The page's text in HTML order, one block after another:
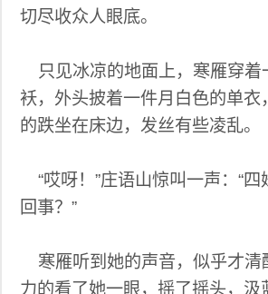
切尽收众人眼底。
只见冰凉的地面上，寒雁穿着
袄，外头披着一件月白色的单衣
的跌坐在床边，发丝有些凌乱。
“哎呀！”庄语山惊叫一声：“四
回事？”
寒雁听到她的声音，似乎才清
力的看了她一眼，摇了摇头，汲